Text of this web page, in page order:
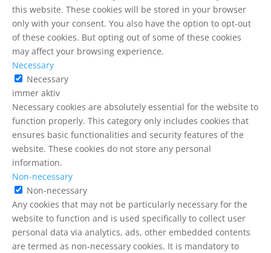
this website. These cookies will be stored in your browser
only with your consent. You also have the option to opt-out
of these cookies. But opting out of some of these cookies
may affect your browsing experience.
Necessary
Necessary
immer aktiv
Necessary cookies are absolutely essential for the website to
function properly. This category only includes cookies that
ensures basic functionalities and security features of the
website. These cookies do not store any personal
information.
Non-necessary
Non-necessary
Any cookies that may not be particularly necessary for the
website to function and is used specifically to collect user
personal data via analytics, ads, other embedded contents
are termed as non-necessary cookies. It is mandatory to